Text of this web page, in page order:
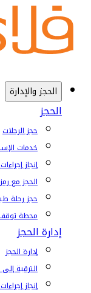
الحجز والإدارة
الحجز
حجز الرحلات
خدمات
إنجاز
الحجز مع
حجز رحلة
محطة
إدارة الحجز
إدارة الحجز
الترقية
إنجاز